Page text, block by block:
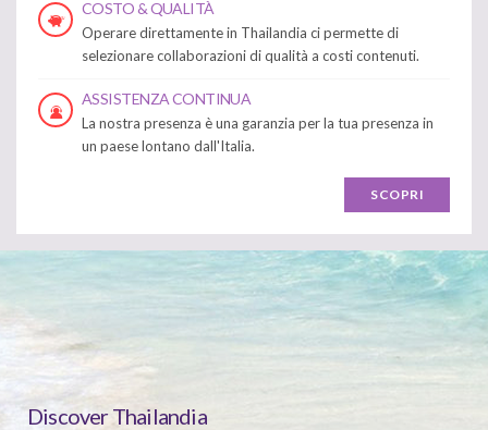
COSTO & QUALITÀ
Operare direttamente in Thailandia ci permette di
selezionare collaborazioni di qualità a costi contenuti.
ASSISTENZA CONTINUA
La nostra presenza è una garanzia per la tua presenza in
un paese lontano dall'Italia.
SCOPRI
Discover Thailandia